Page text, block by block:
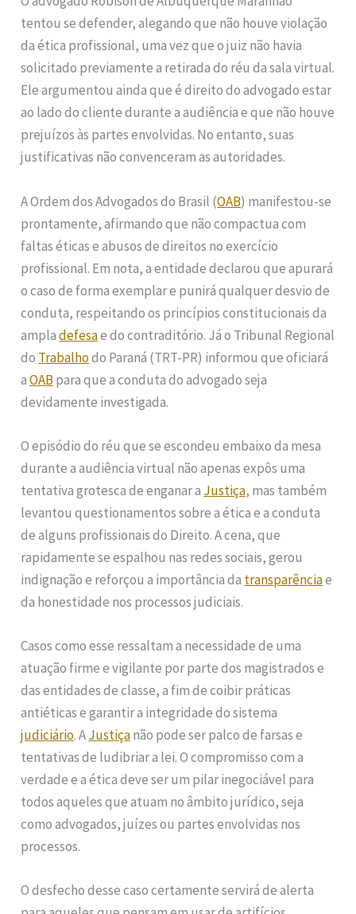
tentou se defender, alegando que não houve violação
da ética profissional, uma vez que o juiz não havia
solicitado previamente a retirada do réu da sala virtual.
Ele argumentou ainda que é direito do advogado estar
ao lado do cliente durante a audiência e que não houve
prejuízos às partes envolvidas. No entanto, suas
justificativas não convenceram as autoridades.
A Ordem dos Advogados do Brasil (OAB) manifestou-se
prontamente, afirmando que não compactua com
faltas éticas e abusos de direitos no exercício
profissional. Em nota, a entidade declarou que apurará
o caso de forma exemplar e punirá qualquer desvio de
conduta, respeitando os princípios constitucionais da
ampladefesae do contraditório. Já o Tribunal Regional
do Trabalhodo Paraná (TRT-PR) informou que oficiará
aOABpara que a conduta do advogado seja
devidamente investigada.
O episódio do réu que se escondeu embaixo da mesa
durante a audiência virtual não apenas expôs uma
tentativa grotesca de enganar a Justiça, mas também
levantou questionamentos sobre a ética e a conduta
de alguns profissionais do Direito. A cena, que
rapidamente se espalhou nas redes sociais, gerou
indignação e reforçou a importância da transparênciae
da honestidade nos processos judiciais.
Casos como esse ressaltam a necessidade de uma
atuação firme e vigilante por parte dos magistrados e
das entidades de classe, a fim de coibir práticas
antiéticas e garantir a integridade do sistema
judiciário. AJustiçanão pode ser palco de farsas e
tentativas de ludibriar a lei. O compromisso com a
verdade e a ética deve ser um pilar inegociável para
todos aqueles que atuam no âmbito jurídico, seja
como advogados, juízes ou partes envolvidas nos
processos.
O desfecho desse caso certamente servirá de alerta